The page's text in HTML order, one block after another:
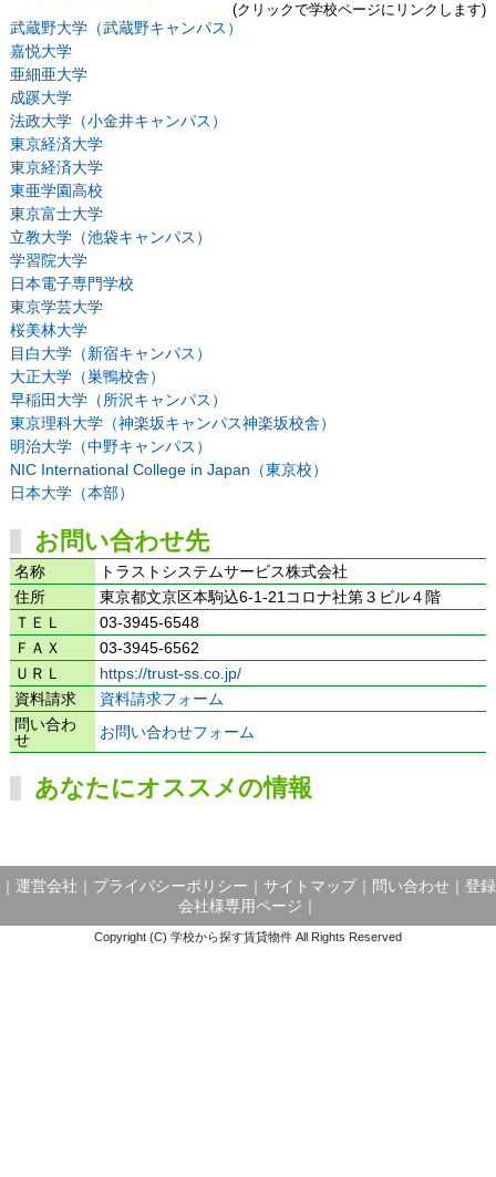
(クリックで学校ページにリンクします)
武蔵野大学（武蔵野キャンパス）
嘉悦大学
亜細亜大学
成蹊大学
法政大学（小金井キャンパス）
東京経済大学
東京経済大学
東亜学園高校
東京富士大学
立教大学（池袋キャンパス）
学習院大学
日本電子専門学校
東京学芸大学
桜美林大学
目白大学（新宿キャンパス）
大正大学（巣鴨校舎）
早稲田大学（所沢キャンパス）
東京理科大学（神楽坂キャンパス神楽坂校舎）
明治大学（中野キャンパス）
NIC International College in Japan（東京校）
日本大学（本部）
お問い合わせ先
名称
トラストシステムサービス株式会社
住所
東京都文京区本駒込6-1-21コロナ社第３ビル４階
ＴＥＬ
03-3945-6548
ＦＡＸ
03-3945-6562
ＵＲＬ
https://trust-ss.co.jp/
資料請求
資料請求フォーム
問い合わ
せ
お問い合わせフォーム
あなたにオススメの情報
運営会社 プライバシーポリシー サイトマップ｜ 問い合わせ
登録
会社様専用ページ
Copyright (C) 学校から探す賃貸物件 All Rights Reserved